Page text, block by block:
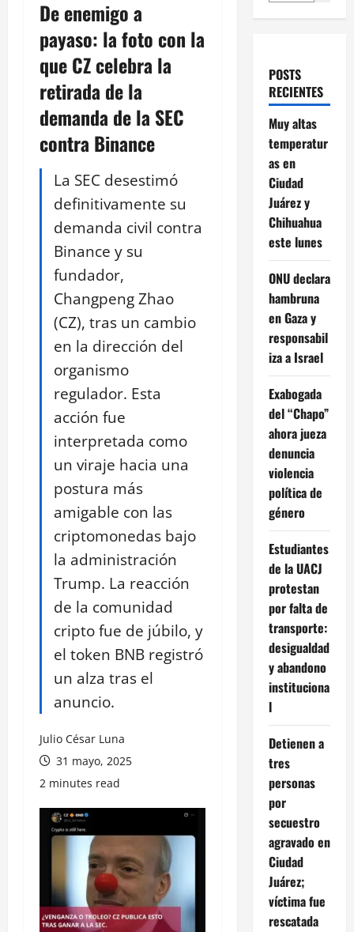
De enemigo a
payaso: la foto con la
que CZ celebra la
retirada de la
demanda de la SEC
contra Binance
La SEC desestimó
definitivamente su
demanda civil contra
Binance y su
fundador,
Changpeng Zhao
(CZ), tras un cambio
en la dirección del
organismo
regulador. Esta
acción fue
interpretada como
un viraje hacia una
postura más
amigable con las
criptomonedas bajo
la administración
Trump. La reacción
de la comunidad
cripto fue de júbilo, y
el token BNB registró
un alza tras el
anuncio.
Julio César Luna
31 mayo, 2025
2 minutes read
POSTS
RECIENTES
Muy altas
temperatur
as en
Ciudad
Juárez y
Chihuahua
este lunes
ONU declara
hambruna
en Gaza y
responsabil
iza a Israel
Exabogada
del “Chapo”
ahora jueza
denuncia
violencia
política de
género
Estudiantes
de la UACJ
protestan
por falta de
transporte:
desigualdad
y abandono
instituciona
l
Detienen a
tres
personas
por
secuestro
agravado en
Ciudad
Juárez;
víctima fue
rescatada